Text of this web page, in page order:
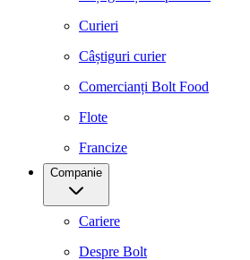
Curieri
Câștiguri curier
Comercianți Bolt Food
Flote
Francize
Companie
Cariere
Despre Bolt